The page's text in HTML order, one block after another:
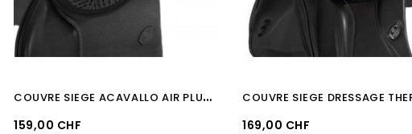
C
OUVRE SIEGE ACAVALLO AIR PLUS Gel Seat Saver Gel Out 10mm Jump
Prix
159,00 CHF Prix
169,00 CHF